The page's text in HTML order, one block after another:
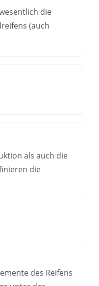
die
(auch
als auch die
die
des Reifens